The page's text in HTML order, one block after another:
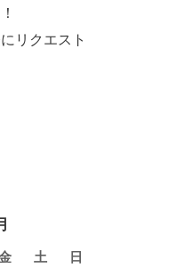
リクエスト
土 日